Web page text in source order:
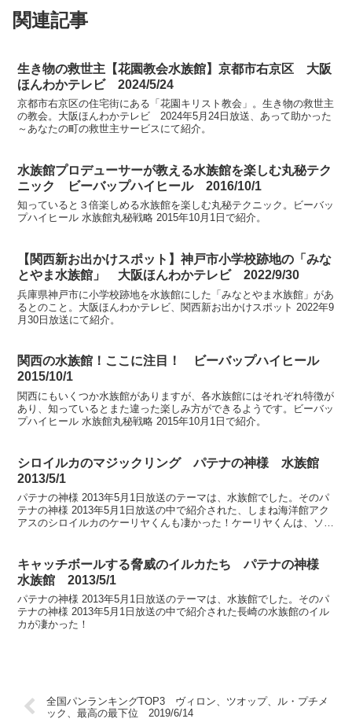
関連記事
生き物の救世主【花園教会水族館】京都市右京区 大阪
ほんわかテレビ 2024/5/24
京都市右京区の住宅街にある「花園キリスト教会」。生き物の救世主
の教会。大阪ほんわかテレビ 2024年5月24日放送、あって助かった
～あなたの町の救世主サービスにて紹介。
水族館プロデューサーが教える水族館を楽しむ丸秘テク
ニック ビーバップハイヒール 2016/10/1
知っていると３倍楽しめる水族館を楽しむ丸秘テクニック。ビーバッ
プハイヒール 水族館丸秘戦略 2015年10月1日で紹介。
【関西新お出かけスポット】神戸市小学校跡地の「みな
とやま水族館」 大阪ほんわかテレビ 2022/9/30
兵庫県神戸市に小学校跡地を水族館にした「みなとやま水族館」があ
るとのこと。大阪ほんわかテレビ、関西新お出かけスポット 2022年9
月30日放送にて紹介。
関西の水族館！ここに注目！ ビーバップハイヒール
2015/10/1
関西にもいくつか水族館がありますが、各水族館にはそれぞれ特徴が
あり、知っているとまた違った楽しみ方ができるようです。ビーバッ
プハイヒール 水族館丸秘戦略 2015年10月1日で紹介。
シロイルカのマジックリング パテナの神様 水族館
2013/5/1
パテナの神様 2013年5月1日放送のテーマは、水族館でした。そのパ
テナの神様 2013年5月1日放送の中で紹介された、しまね海洋館アク
アスのシロイルカのケーリヤくんも凄かった！ケーリヤくんは、ソフ
キャッチボールする脅威のイルカたち パテナの神様
水族館 2013/5/1
パテナの神様 2013年5月1日放送のテーマは、水族館でした。そのパ
テナの神様 2013年5月1日放送の中で紹介された長崎の水族館のイル
カが凄かった！
全国パンランキングTOP3 ヴィロン、ツオップ、ル・プチメ
ック、最高の最下位 2019/6/14